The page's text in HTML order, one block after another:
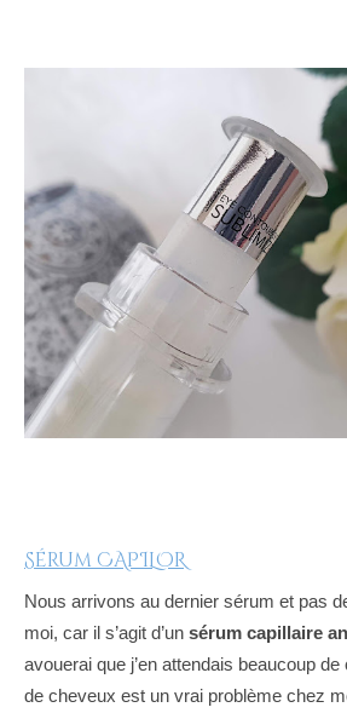
Sérum CAPILOR
Nous arrivons au dernier sérum et pas
moi, car il s’agit d’un sérum capillaire
avouerai que j’en attendais beaucoup
de cheveux est un vrai problème chez